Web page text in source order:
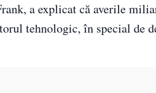
a explicat că averile
tehnologic, în special de